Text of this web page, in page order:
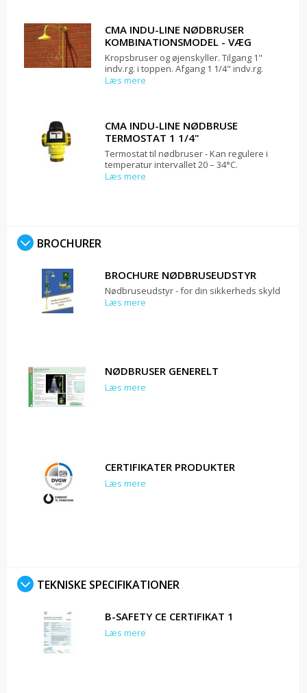
CMA INDU-LINE NØDBRUSER
KOMBINATIONSMODEL - VÆG
Kropsbruser og øjenskyller. Tilgang 1"
indv.rg. i toppen. Afgang 1 1/4" indv.rg.
Læs mere
CMA INDU-LINE NØDBRUSE
TERMOSTAT 1 1/4"
Termostat til nødbruser - Kan regulere i
temperatur intervallet 20 – 34°C.
Læs mere
BROCHURER
BROCHURE NØDBRUSEUDSTYR
Nødbruseudstyr - for din sikkerheds skyld
Læs mere
NØDBRUSER GENERELT
Læs mere
CERTIFIKATER PRODUKTER
Læs mere
TEKNISKE SPECIFIKATIONER
B-SAFETY CE CERTIFIKAT 1
Læs mere